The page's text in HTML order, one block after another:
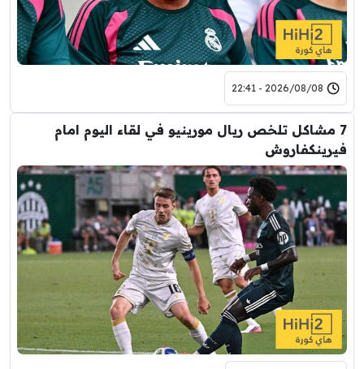
2026/08/08 - 22:41
7 مشاكل تلخص ريال مورينيو في لقاء اليوم امام
فيرينكفاروش